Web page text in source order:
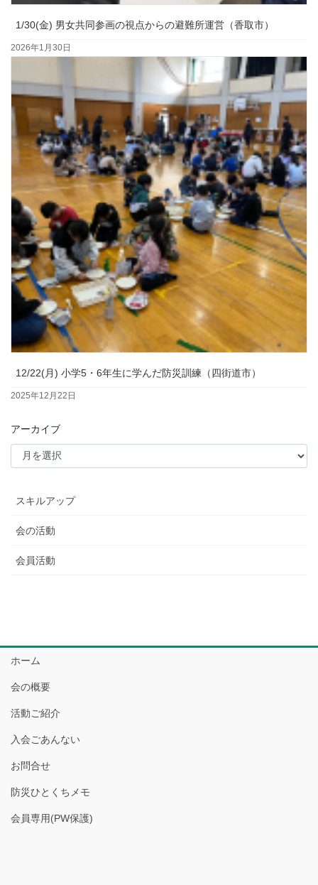
1/30(金) 男女共同参画の視点からの避難所運営（香取市）
2026年1月30日
12/22(月) 小学5・6年生に学んだ防災訓練（四街道市）
2025年12月22日
アーカイブ
スキルアップ
会の活動
会員活動
ホーム
会の概要
活動ご紹介
入会ごあんない
お問合せ
防災ひとくちメモ
会員専用(PW保護)